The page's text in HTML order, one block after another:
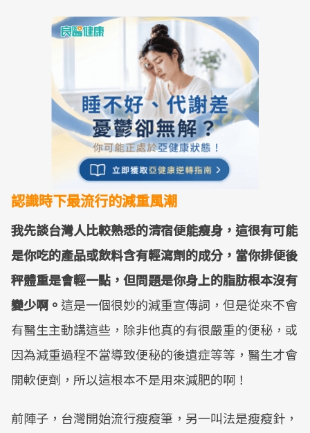
認識時下最流行的減重風潮
我先談台灣人比較熟悉的清宿便能瘦身，這很有可能
是你吃的產品或飲料含有輕瀉劑的成分，當你排便後
秤體重是會輕一點，但問題是你身上的脂肪根本沒有
變少啊。 這是一個很妙的減重宣傳詞，但是從來不會
有醫生主動講這些，除非他真的有很嚴重的便秘，或
因為減重過程不當導致便秘的後遺症等等，醫生才會
開軟便劑，所以這根本不是用來減肥的啊！
前陣子，台灣開始流行瘦瘦筆，另一叫法是瘦瘦針，